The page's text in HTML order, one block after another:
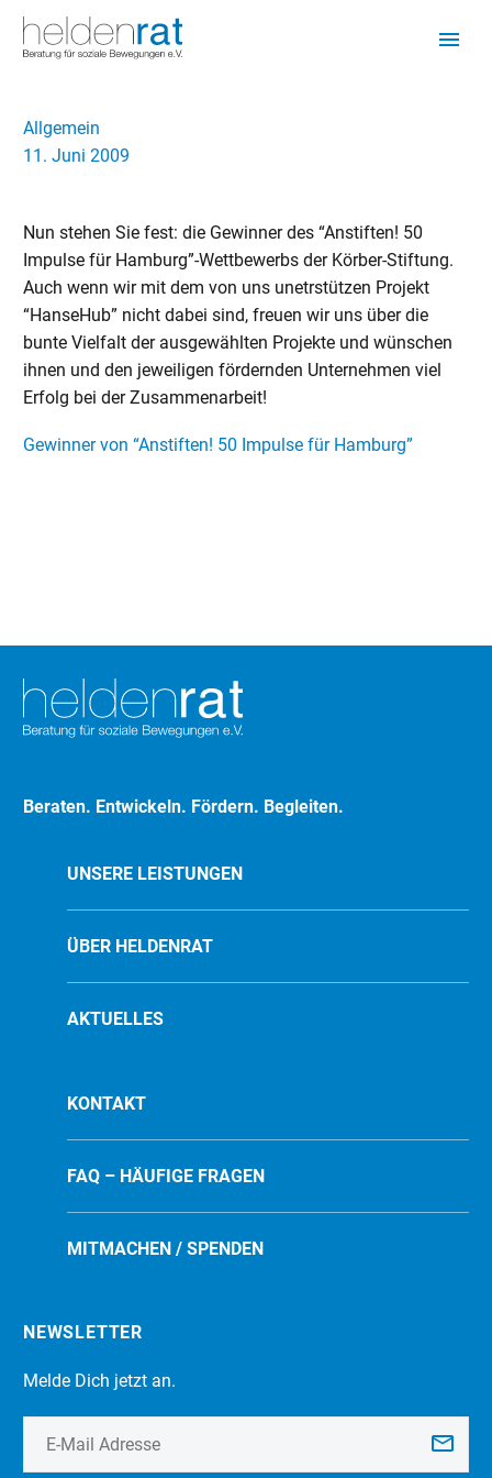
Allgemein
11. Juni 2009
Nun stehen Sie fest: die Gewinner des “Anstiften! 50
Impulse für Hamburg”-Wettbewerbs der Körber-Stiftung.
Auch wenn wir mit dem von uns unetrstützen Projekt
“HanseHub” nicht dabei sind, freuen wir uns über die
bunte Vielfalt der ausgewählten Projekte und wünschen
ihnen und den jeweiligen fördernden Unternehmen viel
Erfolg bei der Zusammenarbeit!
Gewinner von “Anstiften! 50 Impulse für Hamburg”
Beraten. Entwickeln. Fördern. Begleiten.
UNSERE LEISTUNGEN
ÜBER HELDENRAT
AKTUELLES
KONTAKT
FAQ – HÄUFIGE FRAGEN
MITMACHEN / SPENDEN
NEWSLETTER
Melde Dich jetzt an.